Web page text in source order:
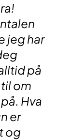
jeg har
på
om
Hva
er
og